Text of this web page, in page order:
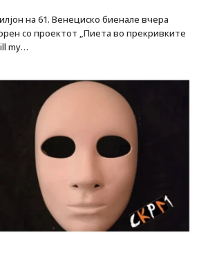
на 61. Венециско биенале вчера
со проектот „Пиета во прекривките
my…